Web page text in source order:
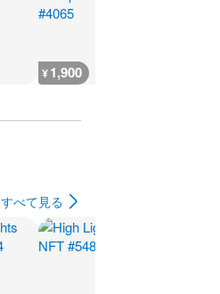
¥1,900
すべて見る